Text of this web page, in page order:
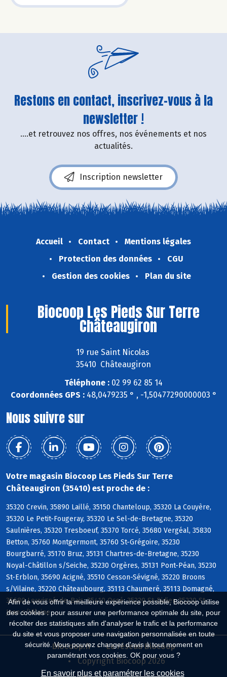
Afin de vous offrir la meilleure expérience possible, Biocoop utilise
des cookies : pour assurer une performance optimale du site, pour
récolter des statistiques afin d'analyser le trafic et la performance
du site et vous proposer une navigation personnalisée en toute
sécurité. Vous pouvez changer d'avis à tout moment en
paramétrant vos cookies. OK pour vous ?
En savoir plus et paramétrer les cookies
Restons en contact, inscrivez-vous à la
newsletter !
....et retrouvez nos offres, nos événements et nos
actualités.
Inscription newsletter
Accueil Contact
Mentions légales
Protection des données
CGU
Gestion des cookies
Plan du site
Biocoop Les Pieds Sur Terre
Châteaugiron
19 rue Saint Nicolas
35410 Châteaugiron
Téléphone : 02 99 62 85 14
Coordonnées GPS :48,0479235 ° , -1,50477290000003 °
Nous suivre sur
Votre magasin Biocoop Les Pieds Sur Terre
Châteaugiron (35410) est proche de :
35320 Crevin, 35890 Laillé, 35150 Chanteloup, 35320 La Couyère,
35320 Le Petit-Fougeray, 35320 Le Sel-de-Bretagne, 35320
Saulnières, 35320 Tresboeuf, 35370 Torcé, 35680 Vergéal, 35830
Betton, 35760 Montgermont, 35760 St-Grégoire, 35230
Bourgbarré, 35170 Bruz, 35131 Chartres-de-Bretagne, 35230
Noyal-Châtillon s/Seiche, 35230 Orgères, 35131 Pont-Péan, 35230
St-Erblon, 35690 Acigné, 35510 Cesson-Sévigné, 35220 Broons
s/Vilaine, 35220 Châteaubourg, 35113 Chaumeré, 35113 Domagné,
35680 Louvigné-de-Bais, 35410 Ossé, 35220 St-Didier, 35220 St-
Jean s/Vilaine
Biocoop.fr
Le réseau Biocoop
Copyright Biocoop 2026